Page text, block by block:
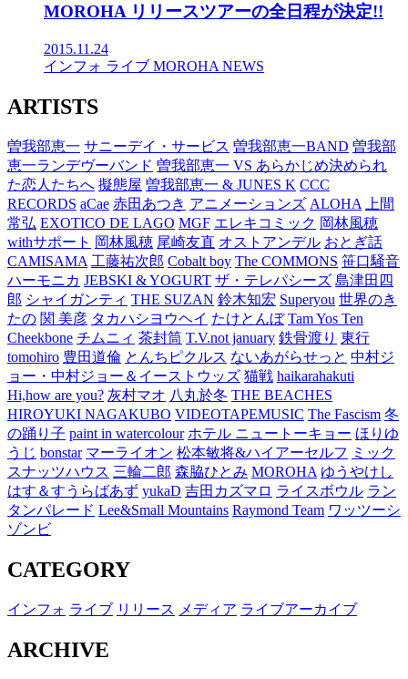
MOROHA リリースツアーの全日程が決定!!
2015.11.24
インフォ ライブ MOROHA NEWS
ARTISTS
曽我部恵一 サニーデイ・サービス 曽我部恵一BAND 曽我部
恵一ランデヴーバンド 曽我部恵一 VS あらかじめ決められ
た恋人たちへ 擬態屋 曽我部恵一 & JUNES K CCC
RECORDS aCae 赤田あつき アニメーションズ ALOHA
上間
常弘 EXOTICO DE LAGO MGF エレキコミック 岡林風穂
withサポート 岡林風穂 尾崎友直 オストアンデル おとぎ話
CAMISAMA 工藤祐次郎 Cobalt boy The COMMONS 笹口騒音
ハーモニカ JEBSKI & YOGURT ザ・テレパシーズ 島津田四
郎 シャイガンティ THE SUZAN 鈴木知宏 Superyou 世界のき
たの 関 美彦 タカハシヨウヘイ たけとんぼ Tam Yos Ten
Cheekbone チムニィ 茶封筒 T.V.not january 鉄骨渡り 東行
tomohiro 豊田道倫 とんちピクルス ないあがらせっと 中村ジ
ョー・中村ジョー＆イーストウッズ 猫戦 haikarahakuti
Hi,how are you? 灰村マオ 八丸於冬 THE BEACHES
HIROYUKI NAGAKUBO VIDEOTAPEMUSIC The Fascism 冬
の踊り子 paint in watercolour ホテル ニュートーキョー ほりゆ
うじ bonstar マーライオン 松本敏将&ハイアーセルフ ミック
スナッツハウス 三輪二郎 森脇ひとみ MOROHA ゆうやけし
はす＆すうらばあず yukaD 吉田カズマロ ライスボウル ラン
タンパレード Lee&Small Mountains Raymond Team ワッツーシ
ゾンビ
CATEGORY
インフォ ライブ リリース メディア ライブアーカイブ
ARCHIVE